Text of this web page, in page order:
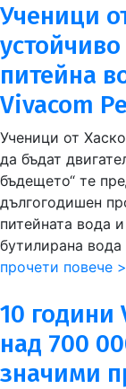
Ученици
питейна
Vivacom
Ученици от
да бъдат
бъдещето“ те
дългогодишен
питейната вода
бутилирана
прочети повече >
10 години
над 700
значими